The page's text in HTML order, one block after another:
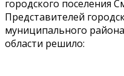
городского поселения
Представителей
муниципального
области решило: